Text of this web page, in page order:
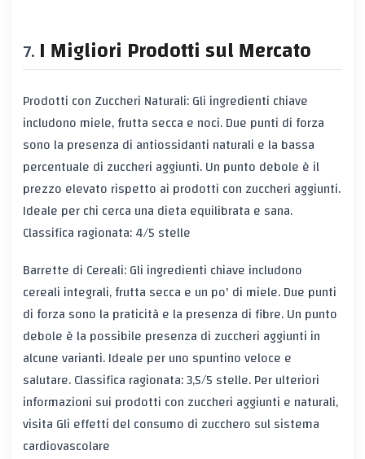
I Migliori Prodotti sul Mercato
Prodotti con Zuccheri Naturali: Gli ingredienti chiave
includono miele, frutta secca e noci. Due punti di forza
sono la presenza di antiossidanti naturali e la bassa
percentuale di zuccheri aggiunti. Un punto debole è il
prezzo elevato rispetto ai prodotti con zuccheri aggiunti.
Ideale per chi cerca una dieta equilibrata e sana.
Classifica ragionata: 4/5 stelle
Barrette di Cereali: Gli ingredienti chiave includono
cereali integrali, frutta secca e un po' di miele. Due punti
di forza sono la praticità e la presenza di fibre. Un punto
debole è la possibile presenza di zuccheri aggiunti in
alcune varianti. Ideale per uno spuntino veloce e
salutare. Classifica ragionata: 3,5/5 stelle. Per ulteriori
informazioni sui prodotti con zuccheri aggiunti e naturali,
visita Gli effetti del consumo di zucchero sul sistema
cardiovascolare